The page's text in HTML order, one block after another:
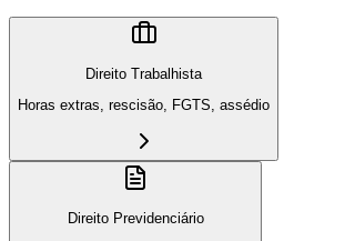
Direito Trabalhista
Horas extras, rescisão, FGTS, assédio
Direito Previdenciário